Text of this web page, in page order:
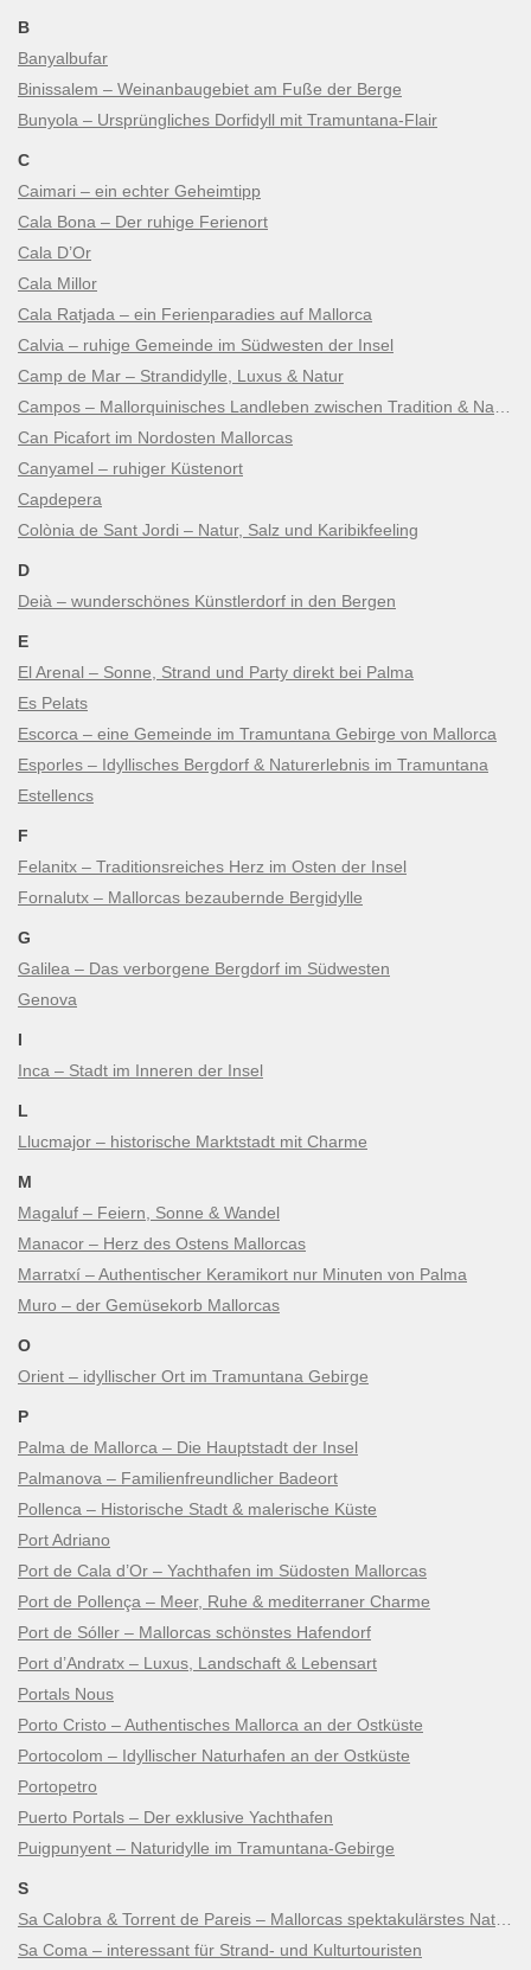
B
Banyalbufar
Binissalem – Weinanbaugebiet am Fuße der Berge
Bunyola – Ursprüngliches Dorfidyll mit Tramuntana-Flair
C
Caimari – ein echter Geheimtipp
Cala Bona – Der ruhige Ferienort
Cala D’Or
Cala Millor
Cala Ratjada – ein Ferienparadies auf Mallorca
Calvia – ruhige Gemeinde im Südwesten der Insel
Camp de Mar – Strandidylle, Luxus & Natur
Campos – Mallorquinisches Landleben zwischen Tradition & Natur
Can Picafort im Nordosten Mallorcas
Canyamel – ruhiger Küstenort
Capdepera
Colònia de Sant Jordi – Natur, Salz und Karibikfeeling
D
Deià – wunderschönes Künstlerdorf in den Bergen
E
El Arenal – Sonne, Strand und Party direkt bei Palma
Es Pelats
Escorca – eine Gemeinde im Tramuntana Gebirge von Mallorca
Esporles – Idyllisches Bergdorf & Naturerlebnis im Tramuntana
Estellencs
F
Felanitx – Traditionsreiches Herz im Osten der Insel
Fornalutx – Mallorcas bezaubernde Bergidylle
G
Galilea – Das verborgene Bergdorf im Südwesten
Genova
I
Inca – Stadt im Inneren der Insel
L
Llucmajor – historische Marktstadt mit Charme
M
Magaluf – Feiern, Sonne & Wandel
Manacor – Herz des Ostens Mallorcas
Marratxí – Authentischer Keramikort nur Minuten von Palma
Muro – der Gemüsekorb Mallorcas
O
Orient – idyllischer Ort im Tramuntana Gebirge
P
Palma de Mallorca – Die Hauptstadt der Insel
Palmanova – Familienfreundlicher Badeort
Pollenca – Historische Stadt & malerische Küste
Port Adriano
Port de Cala d’Or – Yachthafen im Südosten Mallorcas
Port de Pollença – Meer, Ruhe & mediterraner Charme
Port de Sóller – Mallorcas schönstes Hafendorf
Port d’Andratx – Luxus, Landschaft & Lebensart
Portals Nous
Porto Cristo – Authentisches Mallorca an der Ostküste
Portocolom – Idyllischer Naturhafen an der Ostküste
Portopetro
Puerto Portals – Der exklusive Yachthafen
Puigpunyent – Naturidylle im Tramuntana-Gebirge
S
Sa Calobra & Torrent de Pareis – Mallorcas spektakulärstes Naturwunder
Sa Coma – interessant für Strand- und Kulturtouristen